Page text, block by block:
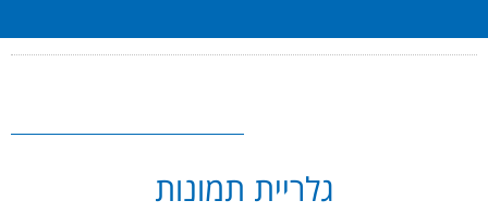
גלריית תמונות